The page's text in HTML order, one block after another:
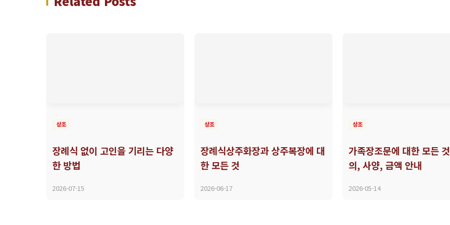
상조
장례식 없이 고인을 기리는 다양
한 방법
2026-07-15
상조
장례식상주화장과 상주복장에 대
한 모든 것
2026-06-17
상조
가족장조문에 대한 모든
의, 사양, 금액 안내
2026-05-14